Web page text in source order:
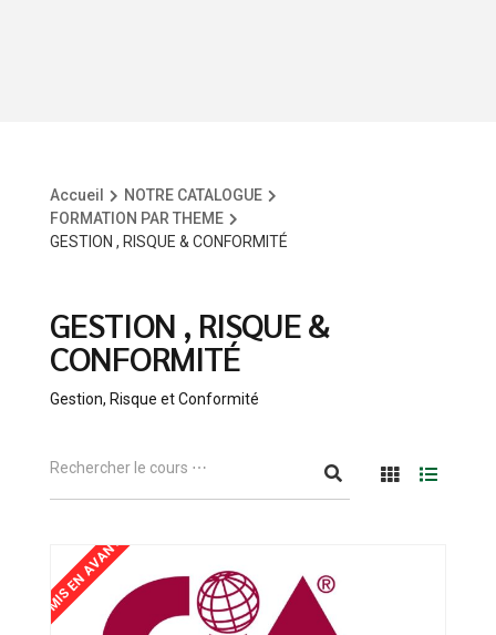
Accueil
NOTRE CATALOGUE
FORMATION PAR THEME
GESTION , RISQUE & CONFORMITÉ
GESTION , RISQUE &
CONFORMITÉ
Gestion, Risque et Conformité